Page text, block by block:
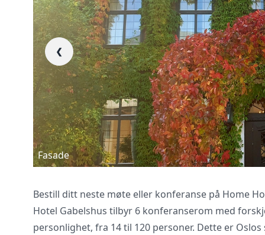
❮
Fasade
Bestill ditt neste møte eller konferanse på Home
Hotel Gabelshus tilbyr 6 konferanserom med
personlighet, fra 14 til 120 personer. Dette er
Vi innhenter
gjennomgår